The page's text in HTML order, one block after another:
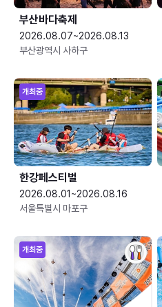
부산바다축제
2026.08.07~2026.08.13
부산광역시 사하구
개최중
한강페스티벌
2026.08.01~2026.08.16
서울특별시 마포구
개최중